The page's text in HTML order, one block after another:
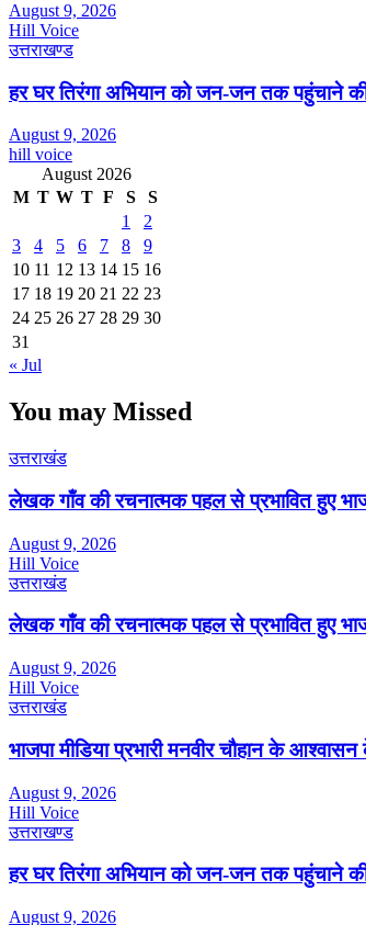
August 9, 2026
Hill Voice
उत्तराखण्ड
हर घर तिरंगा अभियान को जन-जन तक पहुंचाने
August 9, 2026
hill voice
August 2026
M T W T F S
S
1
2
3
4 5 6 7 8
9
10 11 12 13 14 15 16
17 18 19 20 21 22 23
24 25 26 27 28 29 30
31
« Jul
You may Missed
उत्तराखंड
लेखक गाँव की रचनात्मक पहल से प्रभावित हुए
August 9, 2026
Hill Voice
उत्तराखंड
लेखक गाँव की रचनात्मक पहल से प्रभावित हुए
August 9, 2026
Hill Voice
उत्तराखंड
भाजपा मीडिया प्रभारी मनवीर चौहान के
August 9, 2026
Hill Voice
उत्तराखण्ड
हर घर तिरंगा अभियान को जन-जन तक पहुंचाने
August 9, 2026